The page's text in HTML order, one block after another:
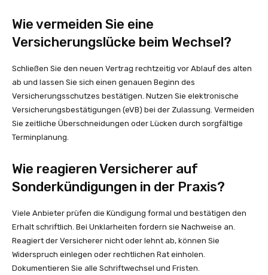
Wie vermeiden Sie eine
Versicherungslücke beim Wechsel?
Schließen Sie den neuen Vertrag rechtzeitig vor Ablauf des alten
ab und lassen Sie sich einen genauen Beginn des
Versicherungsschutzes bestätigen. Nutzen Sie elektronische
Versicherungsbestätigungen (eVB) bei der Zulassung. Vermeiden
Sie zeitliche Überschneidungen oder Lücken durch sorgfältige
Terminplanung.
Wie reagieren Versicherer auf
Sonderkündigungen in der Praxis?
Viele Anbieter prüfen die Kündigung formal und bestätigen den
Erhalt schriftlich. Bei Unklarheiten fordern sie Nachweise an.
Reagiert der Versicherer nicht oder lehnt ab, können Sie
Widerspruch einlegen oder rechtlichen Rat einholen.
Dokumentieren Sie alle Schriftwechsel und Fristen.